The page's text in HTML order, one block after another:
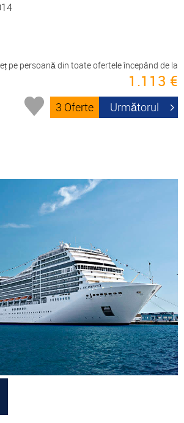
pe persoană din toate ofertele începând de la
1.113 €
3 Oferte Următorul